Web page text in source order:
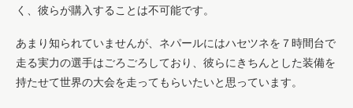
く、彼らが購入することは不可能です。
あまり知られていませんが、ネパールにはハセツネを７時間台で
走る実力の選手はごろごろしており、彼らにきちんとした装備を
持たせて世界の大会を走ってもらいたいと思っています。